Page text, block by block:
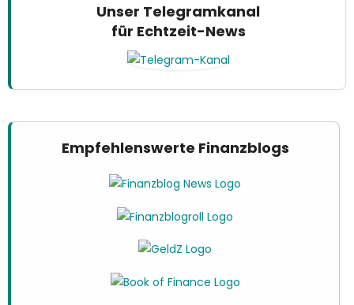
Unser Telegramkanal
für Echtzeit-News
Empfehlenswerte Finanzblogs